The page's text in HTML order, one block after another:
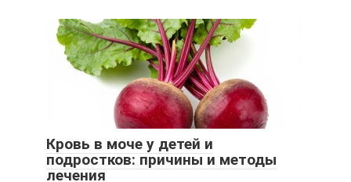
Кровь в моче у детей и
подростков: причины и методы
лечения